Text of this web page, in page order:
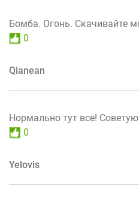
Бомба. Огонь. Скачивайте
0
Qianean
Нормально тут все!
0
Yelovis